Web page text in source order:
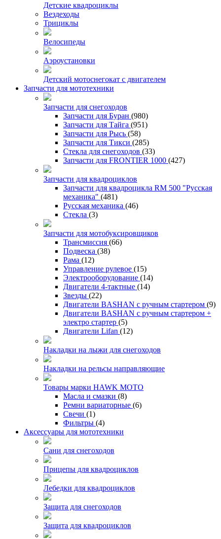
Детские квадроциклы
Вездеходы
Трициклы
Велосипеды
Аэроустановки
Детский мотоснегокат с двигателем
Запчасти для мототехники
Запчасти для снегоходов
Запчасти для Буран (980)
Запчасти для Тайга (951)
Запчасти для Рысь (58)
Запчасти для Тикси (285)
Стекла для снегоходов (33)
Запчасти для FRONTIER 1000 (427)
Запчасти для квадроциклов
Запчасти для квадроцикла RM 500 "Русская
механика" (481)
Русская механика (46)
Стекла (3)
Запчасти для мотобуксировщиков
Трансмиссия (66)
Подвеска (38)
Рама (12)
Управление рулевое (15)
Электрооборудование (14)
Двигатели 4-тактные (14)
Звезды (22)
Двигатели BASHAN с ручным стартером (9)
Двигатели BASHAN с ручным стартером +
электро стартер (5)
Двигатели Lifan (12)
Накладки на лыжи для снегоходов
Накладки на рельсы направляющие
Товары марки HAWK MOTO
Масла и смазки (8)
Ремни вариаторные (6)
Свечи (1)
Фильтры (4)
Аксессуары для мототехники
Сани для снегоходов
Прицепы для квадроциклов
Лебедки для квадроциклов
Защита для снегоходов
Защита для квадроциклов